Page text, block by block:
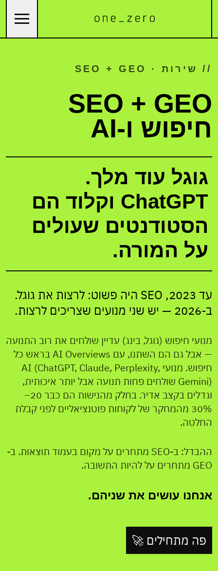
// שירות · SEO + GEO
SEO + GEO
חיפוש ו-AI
גוגל עוד מלך.
ChatGPT וקלוד הם
הסטודנטים שעולים
על המורה.
עד 2023, SEO היה פשוט: לרצות את גוגל.
ב-2026 — יש שני מנועים שצריכים לרצות.
מנועי חיפוש (גוגל, בינג) עדיין שולחים את רוב התנועה
— אבל גם הם השתנו, עם AI Overviews בראש כל
חיפוש. מנועי AI (ChatGPT, Claude, Perplexity,
Gemini) שולחים פחות תנועה אבל יותר איכותית,
וגדלים בקצב אדיר. בחלק מהנישות הם כבר 20–
30% מהמחקר של לקוחות פוטנציאליים לפני קבלת
החלטה.
ההבדל: ב-SEO מתחרים על מקום בעמוד תוצאות. ב-
GEO מתחרים על להיות התשובה.
אנחנו עושים את שניהם.
פה מתחילים 🚀